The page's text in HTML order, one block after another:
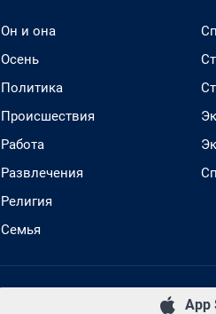
Он и она
Осень
Политика
Происшествия
Работа
Развлечения
Религия
Семья
App